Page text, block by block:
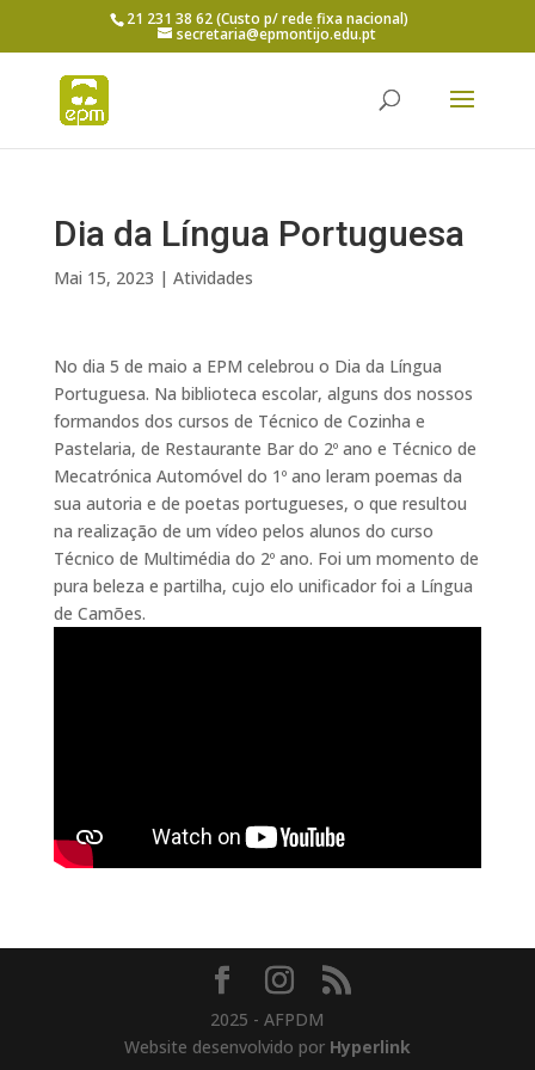
21 231 38 62 (Custo p/ rede fixa nacional)
secretaria@epmontijo.edu.pt
Dia da Língua Portuguesa
Mai 15, 2023 | Atividades
No dia 5 de maio a EPM celebrou o Dia da Língua
Portuguesa. Na biblioteca escolar, alguns dos nossos
formandos dos cursos de Técnico de Cozinha e
Pastelaria, de Restaurante Bar do 2º ano e Técnico de
Mecatrónica Automóvel do 1º ano leram poemas da
sua autoria e de poetas portugueses, o que resultou
na realização de um vídeo pelos alunos do curso
Técnico de Multimédia do 2º ano. Foi um momento de
pura beleza e partilha, cujo elo unificador foi a Língua
de Camões.
2025 - AFPDM
Website desenvolvido por Hyperlink